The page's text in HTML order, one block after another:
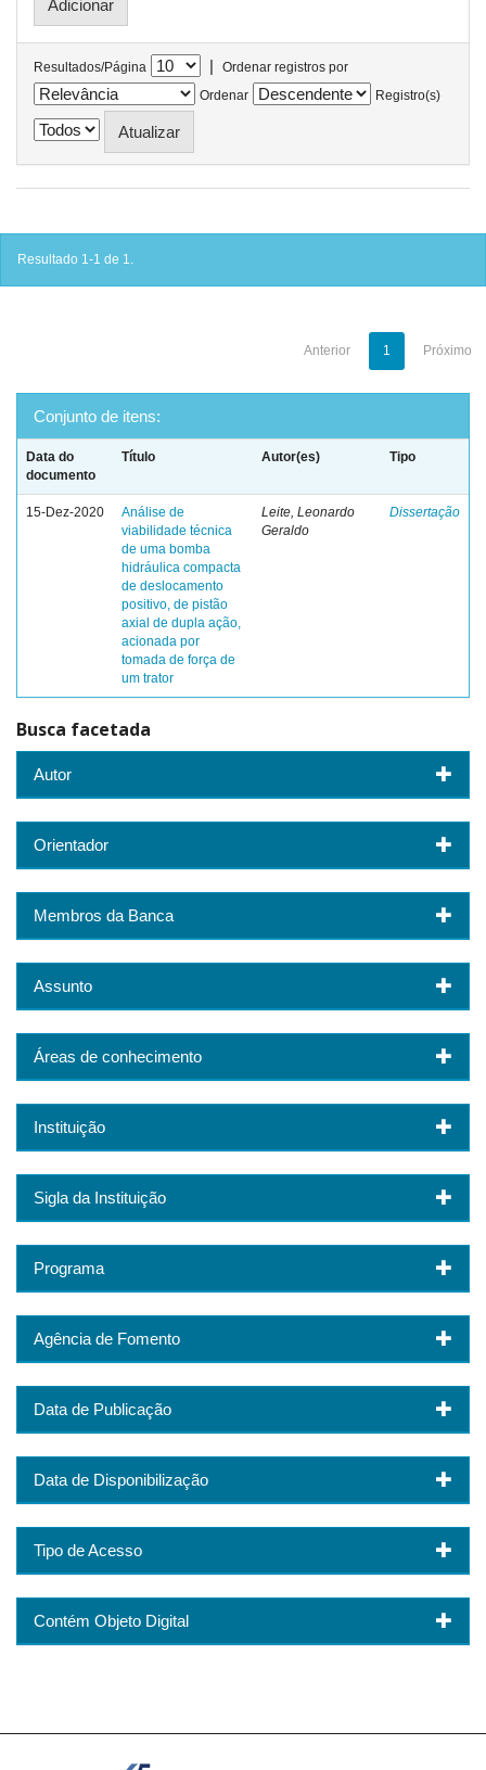
Resultados/Página |
Ordenar registros por
Ordenar
Registro(s)
Resultado 1-1 de 1.
Anterior 1 Próximo
Conjunto de itens:
Data do
documento
Título Autor(es) Tipo
15-Dez-2020
Análise de
viabilidade técnica
de uma bomba
hidráulica compacta
de deslocamento
positivo, de pistão
axial de dupla ação,
acionada por
tomada de força de
um trator
Leite, Leonardo
Geraldo
Dissertação
Busca facetada
Autor
Orientador
Membros da Banca
Assunto
Áreas de conhecimento
Instituição
Sigla da Instituição
Programa
Agência de Fomento
Data de Publicação
Data de Disponibilização
Tipo de Acesso
Contém Objeto Digital